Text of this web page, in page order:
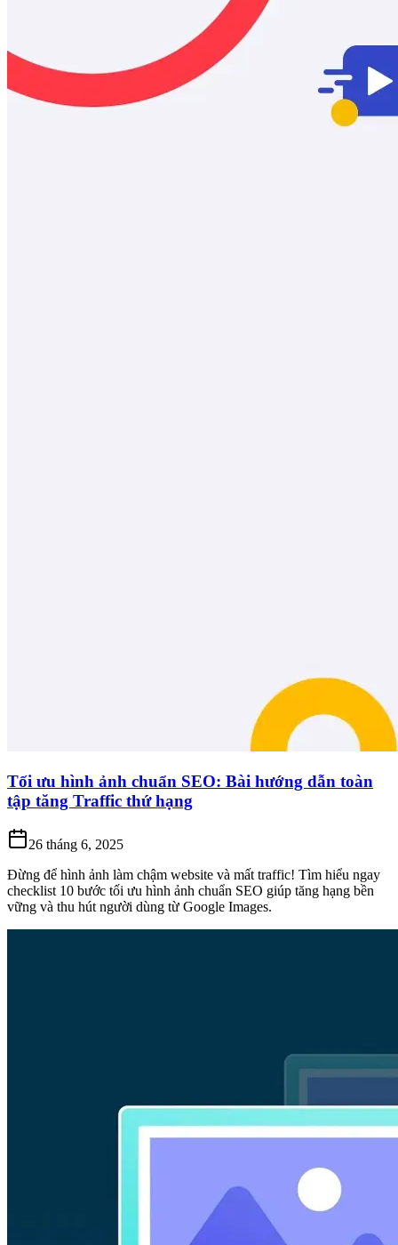
Tối ưu hình ảnh chuẩn SEO: Bài hướng dẫn toàn
tập tăng Traffic thứ hạng
26 tháng 6, 2025
Đừng để hình ảnh làm chậm website và mất traffic! Tìm hiểu ngay
checklist 10 bước tối ưu hình ảnh chuẩn SEO giúp tăng hạng bền
vững và thu hút người dùng từ Google Images.